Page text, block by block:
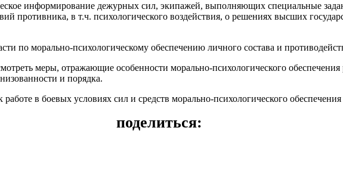
информирование дежурных сил, экипажей, выполняющих специальные
противника, в т.ч. психологического воздействия, о решениях высших
по морально-психологическому обеспечению личного состава и
меры, отражающие особенности морально-психологического
и порядка.
в боевых условиях сил и средств морально-психологического
поделиться: